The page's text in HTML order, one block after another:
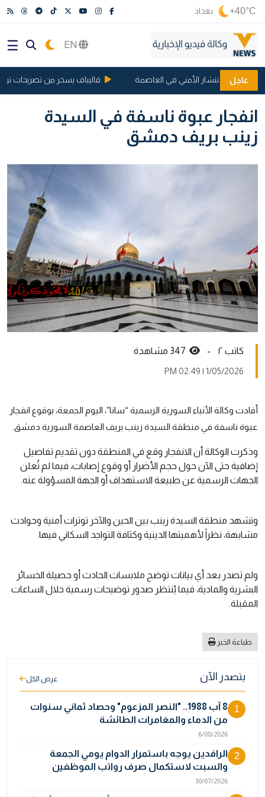
+40°C بغداد
عاجل
الانتشار الأمني في العاصمة قاليباف يسخر من تصريحات
انفجار عبوة ناسفة في السيدة
زينب بريف دمشق
کاتب ٢ -
1/05/2026 | 02:49 PM
أفادت وكالة الأنباء السورية الرسمية “سانا”، اليوم الجمعة، بوقوع انفجار
عبوة ناسفة في منطقة السيدة زينب بريف العاصمة السورية دمشق.
وذكرت الوكالة أن الانفجار وقع في المنطقة دون تقديم تفاصيل
إضافية حتى الآن حول حجم الأضرار أو وقوع إصابات، فيما لم تُعلن
الجهات الرسمية عن طبيعة الاستهداف أو الجهة المسؤولة عنه.
وتشهد منطقة السيدة زينب بين الحين والآخر توترات أمنية وحوادث
مشابهة، نظراً لأهميتها الدينية وكثافة التواجد السكاني فيها.
ولم تصدر بعد أي بيانات توضح ملابسات الحادث أو حصيلة الخسائر
البشرية والمادية، فيما يُنتظر صدور توضيحات رسمية خلال الساعات
المقبلة.
طباعة الخبر
يتصدر الآن عرض الكل
1
8 آب 1988.. "النصر المزعوم" وحصاد ثماني سنوات
من الدماء والمغامرات الطائشة
6/08/2026
2
الرافدين يوجه باستمرار الدوام يومي الجمعة
والسبت لاستكمال صرف رواتب الموظفين
30/07/2026